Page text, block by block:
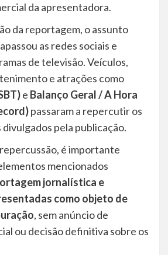
da apresentadora.
da reportagem, o assunto
as redes sociais e
de televisão. Veículos,
e atrações como
e Balanço Geral / A Hora
passaram a repercutir os
pela publicação.
é importante
mencionados
jornalística e
como objeto de
, sem anúncio de
ou decisão definitiva sobre os